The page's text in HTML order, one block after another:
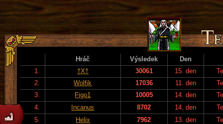
Hráč Výsledek
Den
1.
†X† 30061 15. den
2.
Wolfik 17036 11. den
3.
Figo1 10005 14. den
4.
Incanus 8702 14. den
5.
Helix 7962 13. den